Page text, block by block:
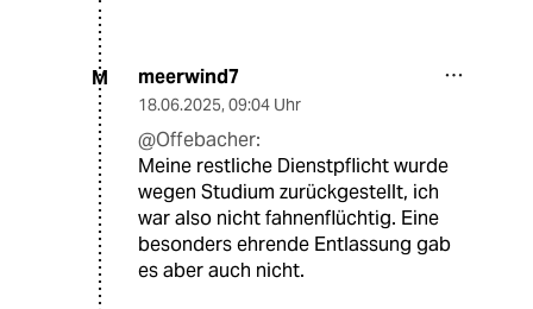
M meerwind7
18.06.2025, 09:04 Uhr
@Offebacher:
Meine restliche Dienstpflicht wurde
wegen Studium zurückgestellt, ich
war also nicht fahnenflüchtig. Eine
besonders ehrende Entlassung gab
es aber auch nicht.